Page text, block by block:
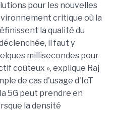
pour les nouvelles
critique où la
la qualité du
il faut y
millisecondes pour
coûteux », explique Raj
de cas d'usage d'IoT
5G peut prendre en
la densité